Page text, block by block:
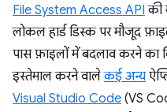
File System Access API की
लोकल हार्ड डिस्क पर मौजूद
पास फ़ाइलों में बदलाव करने का
इस्तेमाल करने वालेकई अन्य
Visual Studio Code (VS